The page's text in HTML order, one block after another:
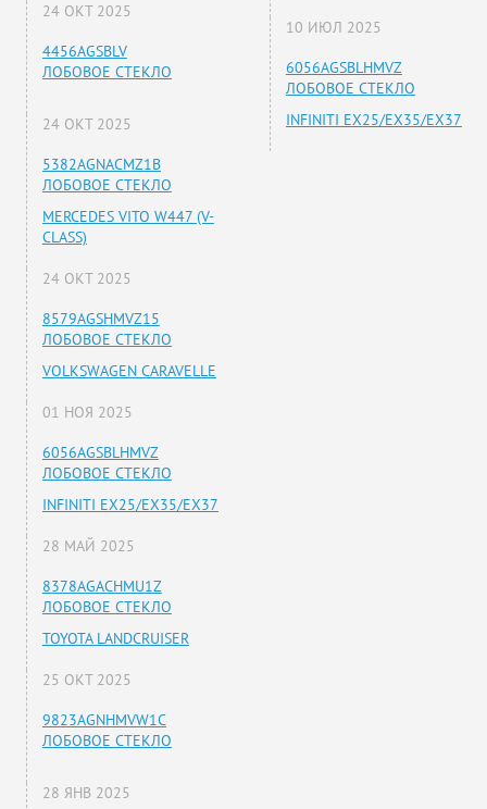
24 ОКТ 2025
4456AGSBLV
ЛОБОВОЕ СТЕКЛО
24 ОКТ 2025
5382AGNACMZ1B
ЛОБОВОЕ СТЕКЛО
MERCEDES VITO W447 (V-
CLASS)
24 ОКТ 2025
8579AGSHMVZ15
ЛОБОВОЕ СТЕКЛО
VOLKSWAGEN CARAVELLE
01 НОЯ 2025
6056AGSBLHMVZ
ЛОБОВОЕ СТЕКЛО
INFINITI EX25/EX35/EX37
28 МАЙ 2025
8378AGACHMU1Z
ЛОБОВОЕ СТЕКЛО
TOYOTA LANDCRUISER
25 ОКТ 2025
9823AGNHMVW1C
ЛОБОВОЕ СТЕКЛО
28 ЯНВ 2025
10 ИЮЛ 2025
6056AGSBLHMVZ
ЛОБОВОЕ СТЕКЛО
INFINITI EX25/EX35/EX37